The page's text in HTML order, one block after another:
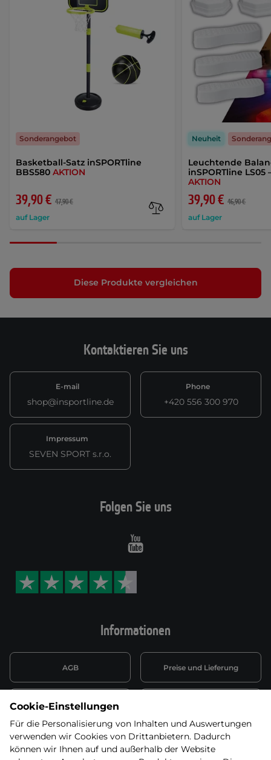
Basketball-Satz inSPORTline
BBS580 AKTION
39,90 € 47,90 €
auf Lager
Sonderangebot
Leuchtende
inSPORTline LS05
AKTION
39,90 € 46,90 €
auf Lager
Neuheit
Diese Produkte vergleichen
Kontaktieren Sie uns
E-mail
shop@insportline.de
Phone
+420 556 300 970
Impressum
SEVEN SPORT s.r.o.
Informationen
AGB Preise und Lieferung
Datenschutzerklärung
Wiederufsbelehrung mit Link
zum Formular
Batterieentsorgung
Folgen Sie uns
Youtube
Cookie-Einstellungen
Für die Personalisierung von Inhalten und Auswertungen
verwenden wir Cookies von Drittanbietern. Dadurch
können wir Ihnen auf und außerhalb der Website